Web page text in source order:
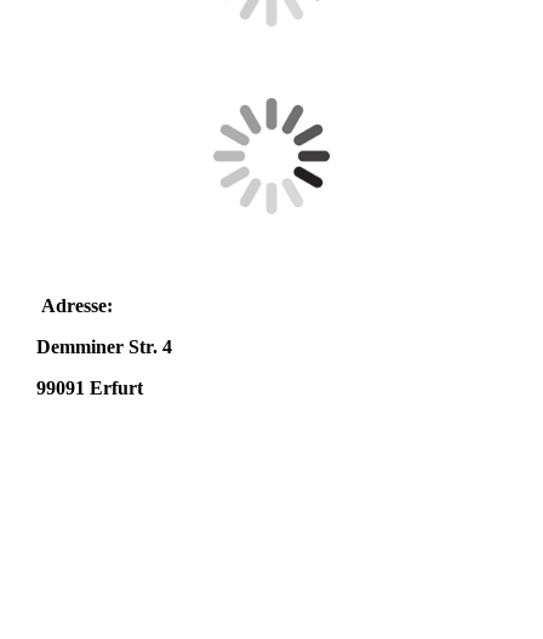
Adresse:
Demminer Str. 4
99091 Erfurt